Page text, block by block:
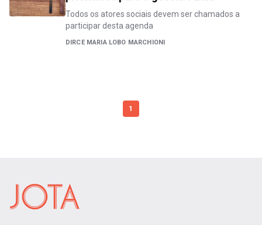
Todos os atores sociais devem ser chamados a
participar desta agenda
DIRCE MARIA LOBO MARCHIONI
1